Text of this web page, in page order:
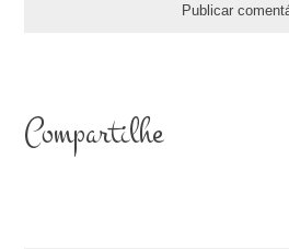
Compartilhe